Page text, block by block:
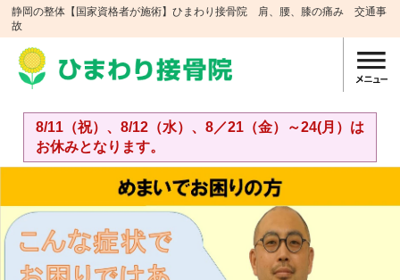
静岡の整体【国家資格者が施術】ひまわり接骨院 肩、腰、膝の痛み 交通事
故
8/11（祝）、8/12（水）、8／21（金）～24(月）は
お休みとなります。